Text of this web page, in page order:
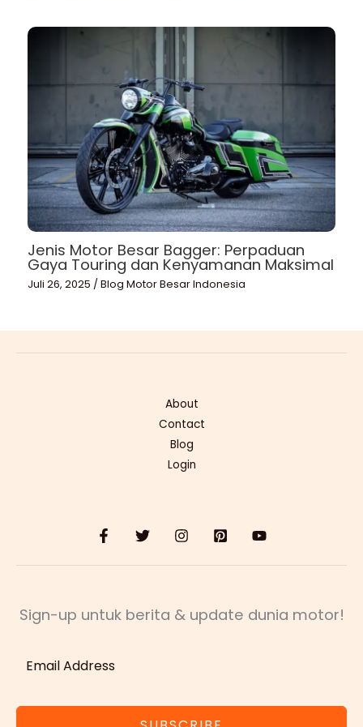
Jenis Motor Besar Bagger: Perpaduan
Gaya Touring dan Kenyamanan Maksimal
Juli 26, 2025 /Blog Motor Besar Indonesia
About
Contact
Blog
Login
Sign-up untuk berita & update dunia motor!